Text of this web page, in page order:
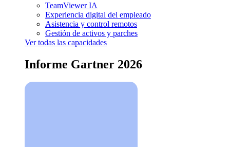
TeamViewer IA
Experiencia digital del empleado
Asistencia y control remotos
Gestión de activos y parches
Ver todas las capacidades
Informe Gartner 2026